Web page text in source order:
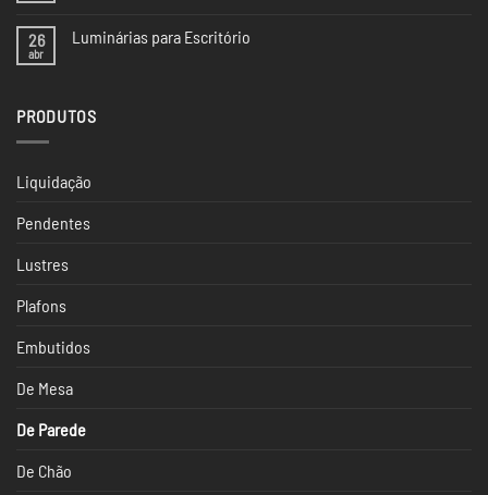
da
CASACOR
Iluminação
2024
26
abr
Luminárias para Escritório
para
PRODUTOS
Liquidação
Pendentes
Lustres
Plafons
Embutidos
De Mesa
De Parede
De Chão